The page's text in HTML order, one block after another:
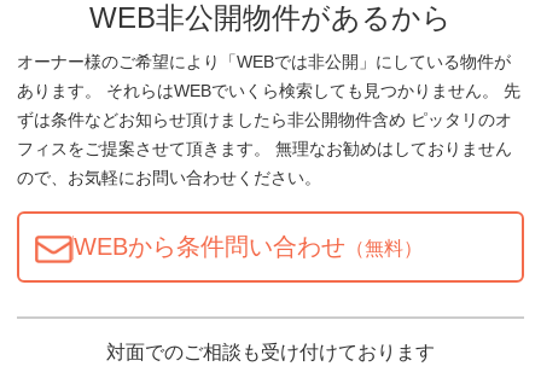
WEB非公開物件があるから
オーナー様のご希望により「WEBでは非公開」にしている物件が
あります。 それらはWEBでいくら検索しても見つかりません。 先
ずは条件などお知らせ頂けましたら非公開物件含め ピッタリのオ
フィスをご提案させて頂きます。 無理なお勧めはしておりません
ので、お気軽にお問い合わせください。
WEBから条件問い合わせ （無料）
対面でのご相談も受け付けております